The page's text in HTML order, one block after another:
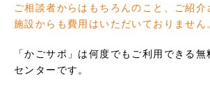
ご相談者からはもちろんのこと、ご紹介
施設からも費用はいただいておりません
「かごサポ」は何度でもご利用できる
センターです。